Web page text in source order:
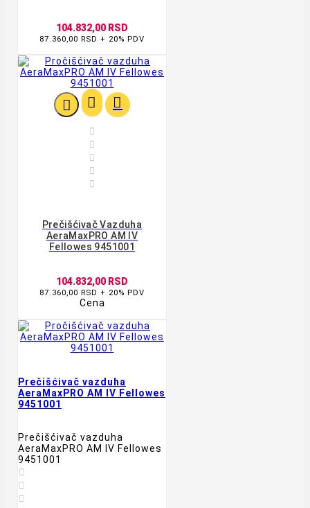
104.832,00 RSD
87.360,00 RSD + 20% PDV
  





Prečišćivač Vazduha
AeraMaxPRO AM IV
Fellowes 9451001
104.832,00 RSD
87.360,00 RSD + 20% PDV
Cena
Prečišćivač vazduha
AeraMaxPRO AM IV Fellowes
9451001
Prečišćivač vazduha
AeraMaxPRO AM IV Fellowes
9451001


